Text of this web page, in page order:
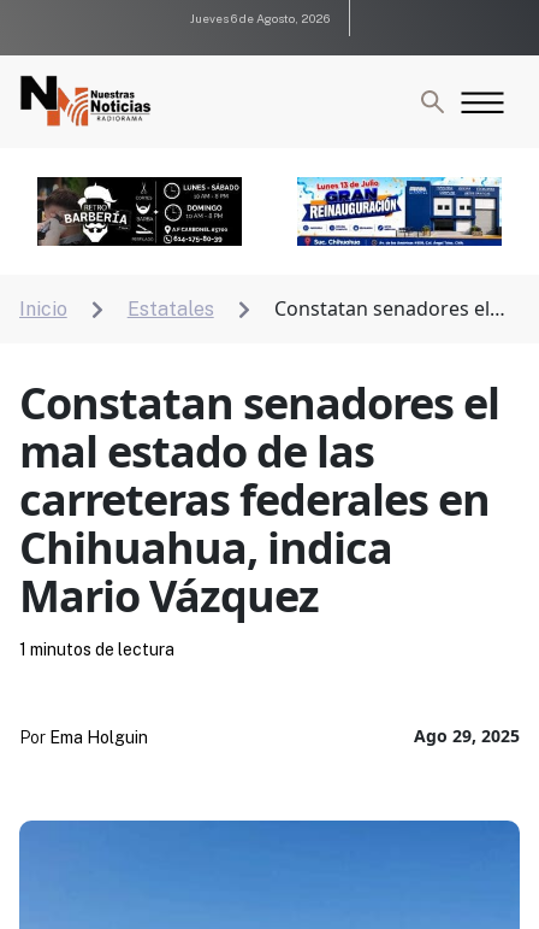
Jueves 6 de Agosto, 2026
Inicio  Estatales 
Constatan senadores el
Constatan senadores el
mal estado de las
carreteras federales en
Chihuahua, indica
Mario Vázquez
Ago 29, 2025
Por Ema Holguin
1 minutos de lectura